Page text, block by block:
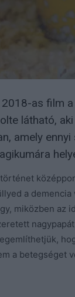
as film
látható,
amely
a
miközben az
a betegséget